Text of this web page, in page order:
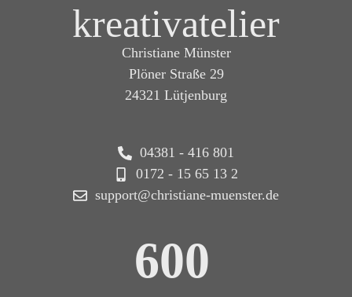
kreativatelier
Christiane Münster
Plöner Straße 29
24321 Lütjenburg
04381 - 416 801
0172 - 15 65 13 2
support@christiane-muenster.de
600